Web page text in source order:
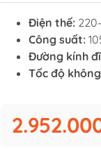
Điện thế:
Công suất:
Đường kính
Tốc độ